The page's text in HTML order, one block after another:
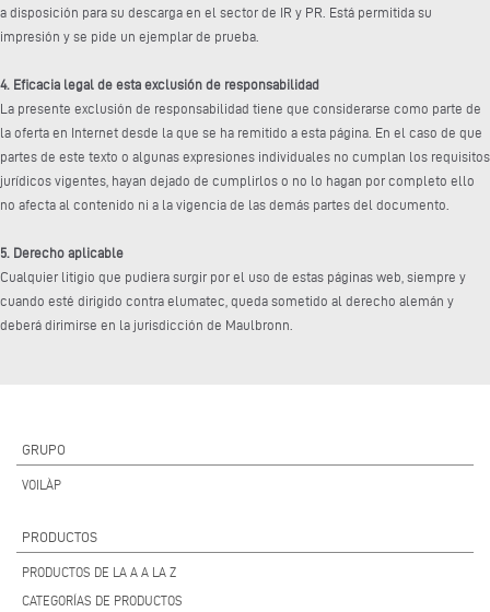
a disposición para su descarga en el sector de IR y PR. Está permitida su
impresión y se pide un ejemplar de prueba.
4. Eficacia legal de esta exclusión de responsabilidad
La presente exclusión de responsabilidad tiene que considerarse como parte de
la oferta en Internet desde la que se ha remitido a esta página. En el caso de que
partes de este texto o algunas expresiones individuales no cumplan los requisitos
jurídicos vigentes, hayan dejado de cumplirlos o no lo hagan por completo ello
no afecta al contenido ni a la vigencia de las demás partes del documento.
5. Derecho aplicable
Cualquier litigio que pudiera surgir por el uso de estas páginas web, siempre y
cuando esté dirigido contra elumatec, queda sometido al derecho alemán y
deberá dirimirse en la jurisdicción de Maulbronn.
GRUPO
VOILÀP
PRODUCTOS
PRODUCTOS DE LA A A LA Z
CATEGORÍAS DE PRODUCTOS